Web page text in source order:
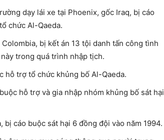
dạy lái xe tại Phoenix, gốc Iraq, bị cáo
chức Al-Qaeda.
bị kết án 13 tội danh tấn công tình
trong quá trình nhập tịch.
hỗ trợ tổ chức khủng bố Al-Qaeda.
hỗ trợ và gia nhập nhóm khủng bố sát hại
bị cáo buộc sát hại 6 đồng đội vào năm 1994.